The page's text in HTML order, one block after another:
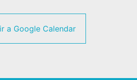
a Google Calendar